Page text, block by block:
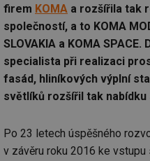
firem KOMA a rozšířila tak
společností, a to KOMA
SLOVAKIA a KOMA SPACE.
specialista při realizaci
fasád, hliníkových výplní
světlíků rozšířil tak nabídku
Po 23 letech úspěšného
v závěru roku 2016 ke